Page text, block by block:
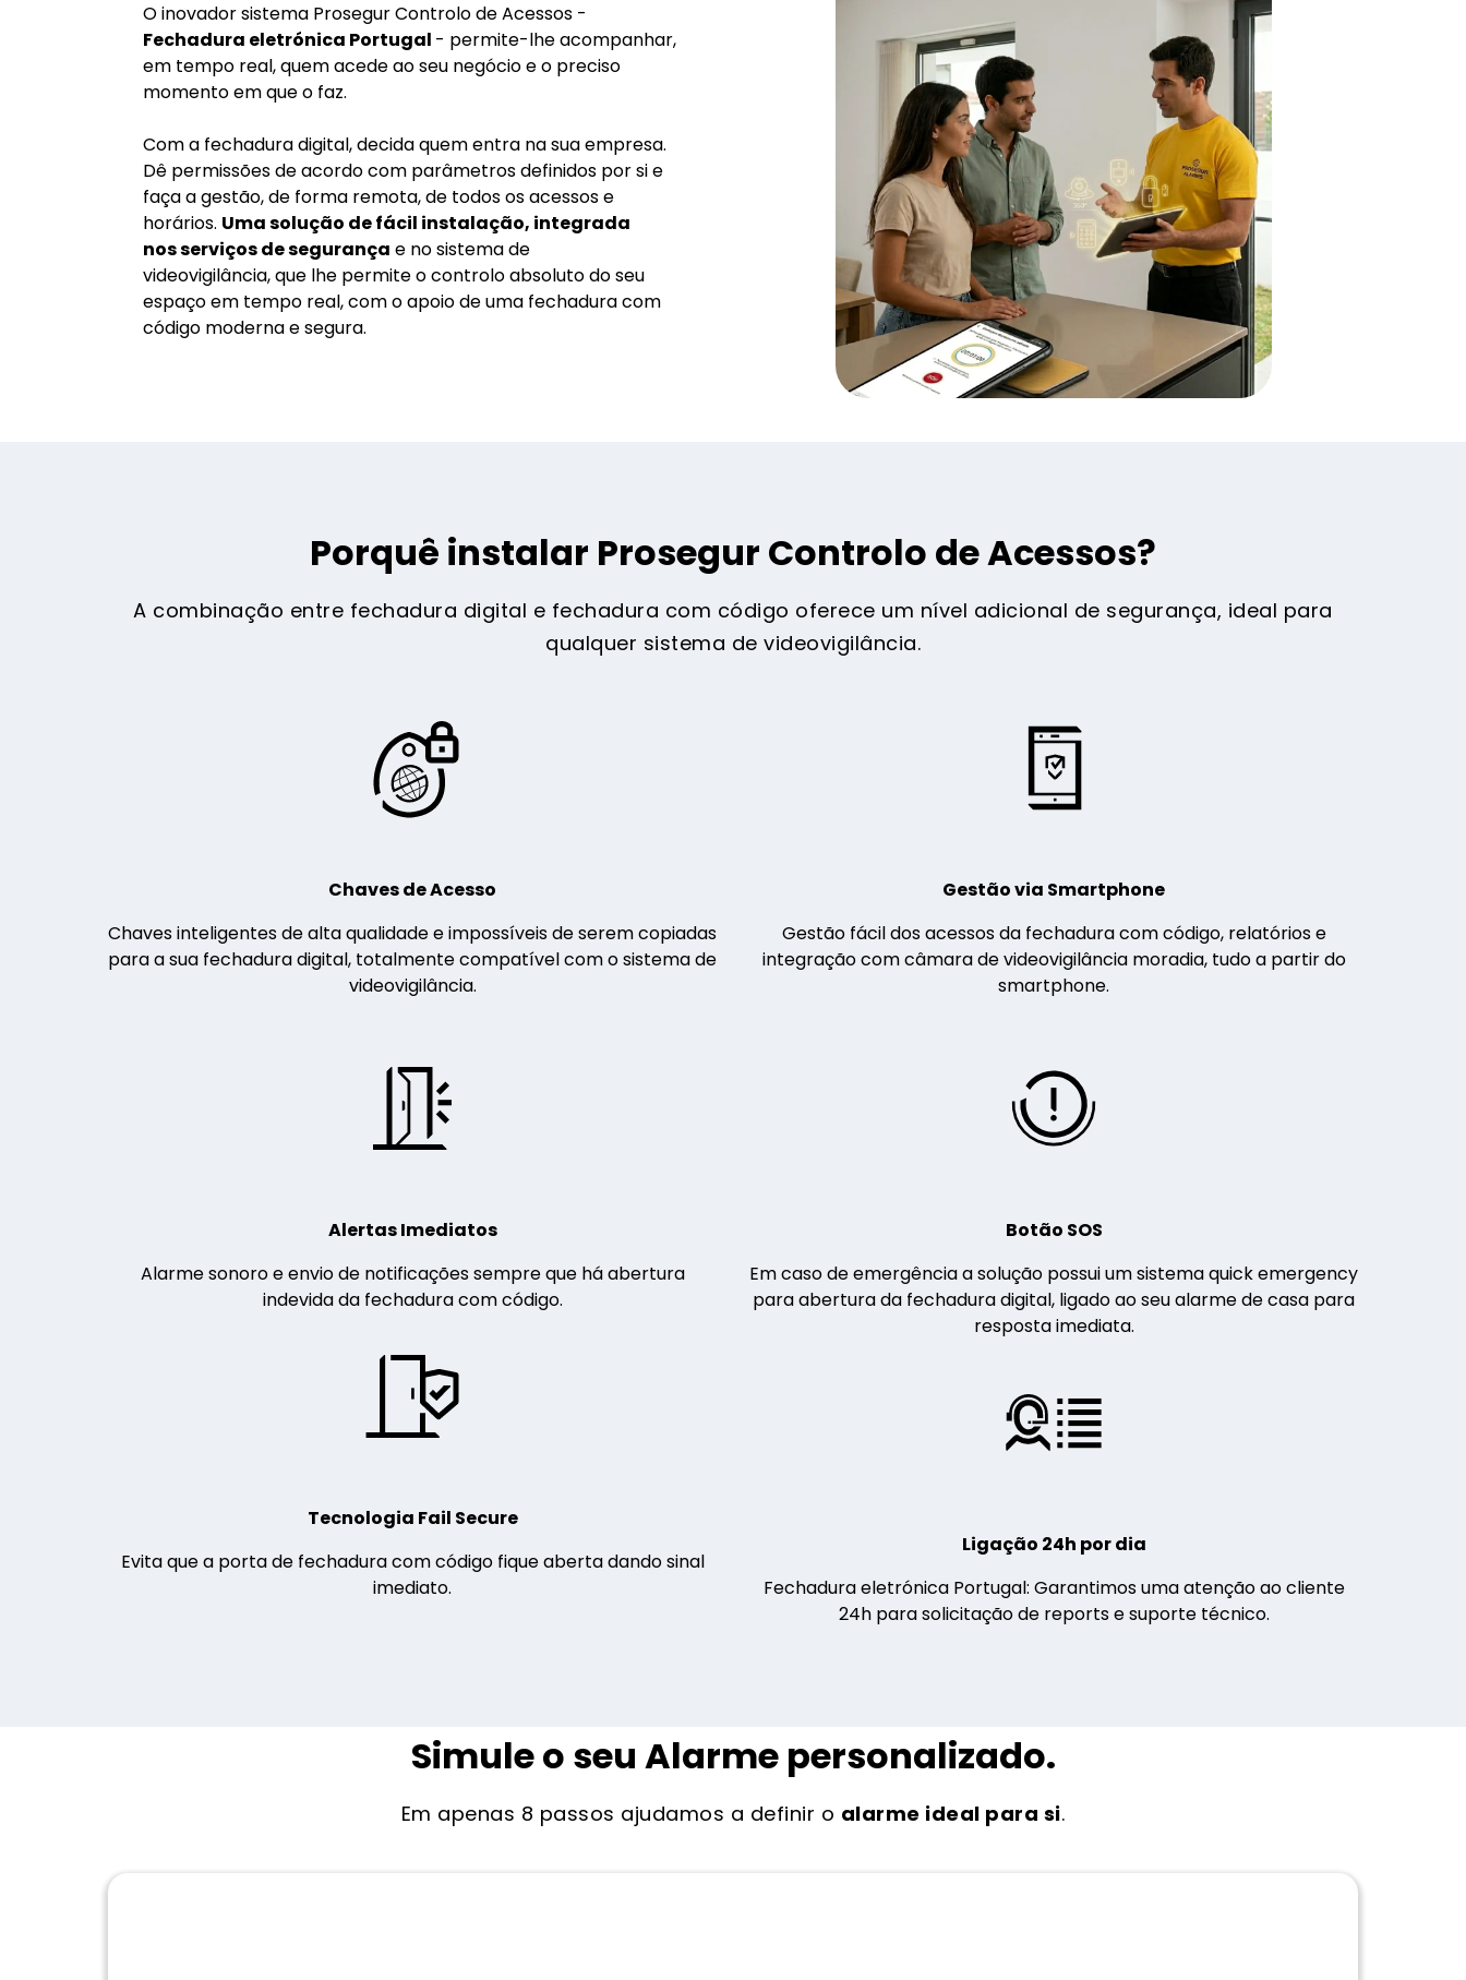
O inovador sistema Prosegur Controlo de Acessos -
Fechadura eletrónica Portugal - permite-lhe acompanhar,
em tempo real, quem acede ao seu negócio e o preciso
momento em que o faz.
Com a fechadura digital, decida quem entra na sua empresa.
Dê permissões de acordo com parâmetros definidos por si e
faça a gestão, de forma remota, de todos os acessos e
horários. Uma solução de fácil instalação, integrada
nos serviços de segurança e no sistema de
videovigilância, que lhe permite o controlo absoluto do seu
espaço em tempo real, com o apoio de uma fechadura com
código moderna e segura.
Porquê instalar Prosegur Controlo de Acessos?
A combinação entre fechadura digital e fechadura com código oferece um nível adicional de segurança, ideal para
qualquer sistema de videovigilância.
Chaves de Acesso
Chaves inteligentes de alta qualidade e impossíveis de serem copiadas
para a sua fechadura digital, totalmente compatível com o sistema de
videovigilância.
Alertas Imediatos
Alarme sonoro e envio de notificações sempre que há abertura
indevida da fechadura com código.
Tecnologia Fail Secure
Evita que a porta de fechadura com código fique aberta dando sinal
imediato.
Gestão via Smartphone
Gestão fácil dos acessos da fechadura com código, relatórios e
integração com câmara de videovigilância moradia, tudo a partir do
smartphone.
Botão SOS
Em caso de emergência a solução possui um sistema quick emergency
para abertura da fechadura digital, ligado ao seu alarme de casa para
resposta imediata.
Ligação 24h por dia
Fechadura eletrónica Portugal: Garantimos uma atenção ao cliente
24h para solicitação de reports e suporte técnico.
Simule o seu Alarme personalizado.
Em apenas 8 passos ajudamos a definir o alarme ideal para si.